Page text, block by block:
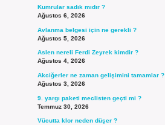
Kumrular sadık mıdır ?
Ağustos 6, 2026
Avlanma belgesi için ne gerekli ?
Ağustos 5, 2026
Aslen nereli Ferdi Zeyrek kimdir ?
Ağustos 4, 2026
Akciğerler ne zaman gelişimini tamamlar ?
Ağustos 3, 2026
9. yargı paketi meclisten geçti mi ?
Temmuz 30, 2026
Vücutta klor neden düşer ?